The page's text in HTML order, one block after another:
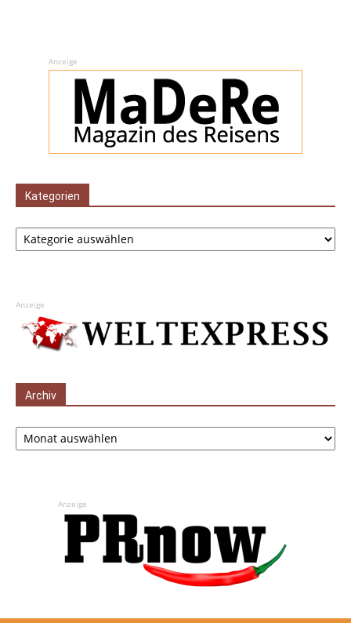
Anzeige
Kategorien
Kategorien
Anzeige
Archiv
Archiv
Anzeige